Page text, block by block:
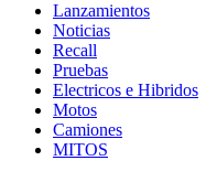
Lanzamientos
Noticias
Recall
Pruebas
Electricos e Hibridos
Motos
Camiones
MITOS